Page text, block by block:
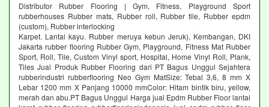
Distributor Rubber Flooring | Gym, Fitness, Playground Sport
rubberhouses Rubber mats, Rubber roll, Rubber tile, Rubber epdm
(custom), Rubber interlocking
Karpet. Lantai kayu. Rubber meruya kebun Jeruk), Kembangan, DKI
Jakarta rubber flooring Rubber Gym, Playground, Fitness Mat Rubber
Sport, Roll, Tile, Custom Vinyl sport, Hospital, Home Vinyl Roll, Plank,
Tiles Jual Produk Rubber Flooring dari PT Bagus Unggul Sejahtera
rubberindustri rubberflooring Neo Gym MatSize: Tebal 3,6, 8 mm X
Lebar 1200 mm X Panjang 10000 mmColor: Hitam bintik biru, yellow,
merah dan abu.PT Bagus Unggul Harga jual Epdm Rubber Floor lantai